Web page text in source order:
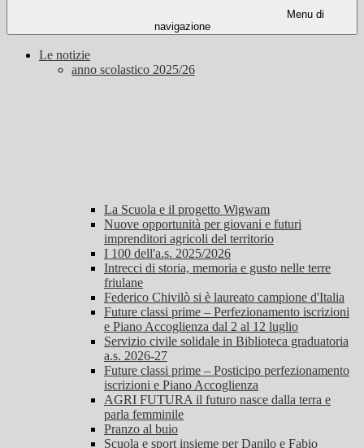
Menu di
navigazione
Le notizie
anno scolastico 2025/26
La Scuola e il progetto Wigwam
Nuove opportunità per giovani e futuri
imprenditori agricoli del territorio
I 100 dell'a.s. 2025/2026
Intrecci di storia, memoria e gusto nelle terre
friulane
Federico Chivilò si è laureato campione d'Italia
Future classi prime – Perfezionamento iscrizioni
e Piano Accoglienza dal 2 al 12 luglio
Servizio civile solidale in Biblioteca graduatoria
a.s. 2026-27
Future classi prime – Posticipo perfezionamento
iscrizioni e Piano Accoglienza
AGRI FUTURA il futuro nasce dalla terra e
parla femminile
Pranzo al buio
Scuola e sport insieme per Danilo e Fabio